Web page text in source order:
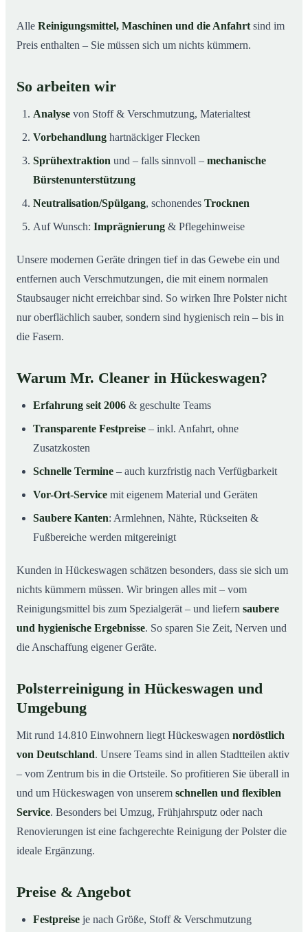
Alle Reinigungsmittel, Maschinen und die Anfahrt sind im
Preis enthalten – Sie müssen sich um nichts kümmern.
So arbeiten wir
Analyse von Stoff & Verschmutzung, Materialtest
Vorbehandlung hartnäckiger Flecken
Sprühextraktion und – falls sinnvoll – mechanische
Bürstenunterstützung
Neutralisation/Spülgang, schonendes Trocknen
Auf Wunsch: Imprägnierung & Pflegehinweise
Unsere modernen Geräte dringen tief in das Gewebe ein und
entfernen auch Verschmutzungen, die mit einem normalen
Staubsauger nicht erreichbar sind. So wirken Ihre Polster nicht
nur oberflächlich sauber, sondern sind hygienisch rein – bis in
die Fasern.
Warum Mr. Cleaner in Hückeswagen?
Erfahrung seit 2006 & geschulte Teams
Transparente Festpreise – inkl. Anfahrt, ohne
Zusatzkosten
Schnelle Termine – auch kurzfristig nach Verfügbarkeit
Vor-Ort-Service mit eigenem Material und Geräten
Saubere Kanten: Armlehnen, Nähte, Rückseiten &
Fußbereiche werden mitgereinigt
Kunden in Hückeswagen schätzen besonders, dass sie sich um
nichts kümmern müssen. Wir bringen alles mit – vom
Reinigungsmittel bis zum Spezialgerät – und liefern saubere
und hygienische Ergebnisse. So sparen Sie Zeit, Nerven und
die Anschaffung eigener Geräte.
Polsterreinigung in Hückeswagen und
Umgebung
Mit rund 14.810 Einwohnern liegt Hückeswagen nordöstlich
von Deutschland. Unsere Teams sind in allen Stadtteilen aktiv
– vom Zentrum bis in die Ortsteile. So profitieren Sie überall in
und um Hückeswagen von unserem schnellen und flexiblen
Service. Besonders bei Umzug, Frühjahrsputz oder nach
Renovierungen ist eine fachgerechte Reinigung der Polster die
ideale Ergänzung.
Preise & Angebot
Festpreise je nach Größe, Stoff & Verschmutzung